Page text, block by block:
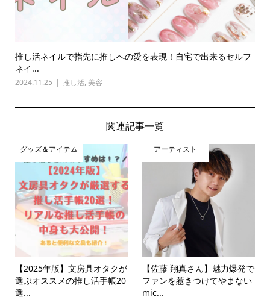
推し活ネイルで指先に推しへの愛を表現！自宅で出来るセルフ
ネイ...
2024.11.25 推し活, 美容
関連記事一覧
グッズ＆アイテム
【2025年版】文房具オタクが
選ぶオススメの推し活手帳20
選...
アーティスト
【佐藤 翔真さん】魅力爆発で
ファンを惹きつけてやまない
mic...